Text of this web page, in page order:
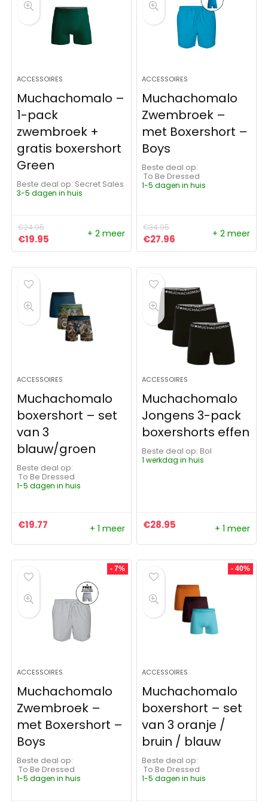
ACCESSOIRES
Muchachomalo –
1-pack
zwembroek +
gratis boxershort
Green
Beste deal op:
Secret Sales
3-5 dagen in huis
€24.95
Oorspronkelijke prijs was: €24.95.
€19.95 Huidige prijs is: €19.95.
+ 2 meer
ACCESSOIRES
Muchachomalo
Zwembroek –
met Boxershort –
Boys
Beste deal op:
To Be Dressed
1-5 dagen in huis
€34.95
Oorspronkelijke prijs
€27.96 Huidige prijs is:
+ 2 meer
ACCESSOIRES
Muchachomalo
boxershort – set
van 3
blauw/groen
Beste deal op:
To Be Dressed
1-5 dagen in huis
€19.77 + 1 meer
ACCESSOIRES
Muchachomalo
Jongens 3-pack
boxershorts effen
Beste deal op:
Bol
1 werkdag in huis
€28.95 + 1 meer
- 7%
ACCESSOIRES
Muchachomalo
Zwembroek –
met Boxershort –
Boys
Beste deal op:
To Be Dressed
1-5 dagen in huis
- 40%
ACCESSOIRES
Muchachomalo
boxershort – set
van 3 oranje /
bruin / blauw
Beste deal op:
To Be Dressed
1-5 dagen in huis